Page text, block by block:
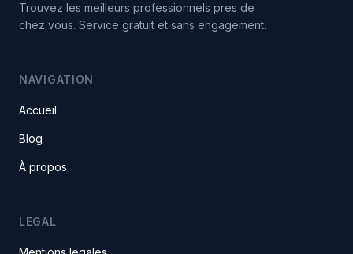
Trouvez les meilleurs professionnels pres de
chez vous. Service gratuit et sans engagement.
NAVIGATION
Accueil
Blog
À propos
LEGAL